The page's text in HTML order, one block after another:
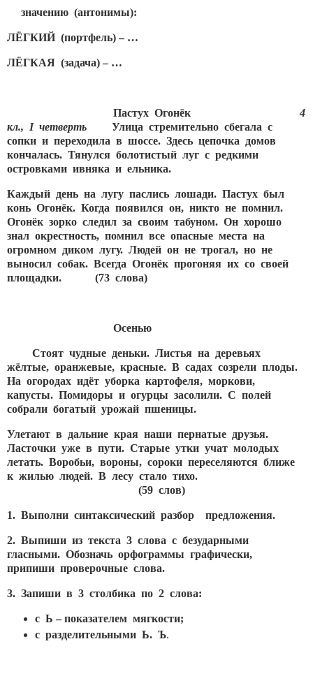
значению (антонимы):
ЛЁГКИЙ (портфель) – …
ЛЁГКАЯ (задача) – …
Пастух Огонёк 4
кл., Iчетверть Улица стремительно сбегала с
сопки и переходила в шоссе. Здесь цепочка домов
кончалась. Тянулся болотистый луг с редкими
островками ивняка и ельника.
Каждый день на лугу паслись лошади. Пастух был
конь Огонёк. Когда появился он, никто не помнил.
Огонёк зорко следил за своим табуном. Он хорошо
знал окрестность, помнил все опасные места на
огромном диком лугу. Людей он не трогал, но не
выносил собак. Всегда Огонёк прогоняя их со своей
площадки.
(73 слова)
Осенью
Стоят чудные деньки. Листья на деревьях
жёлтые, оранжевые, красные. В садах созрели плоды.
На огородах идёт уборка картофеля, моркови,
капусты. Помидоры и огурцы засолили. С полей
собрали богатый урожай пшеницы.
Улетают в дальние края наши пернатые друзья.
Ласточки уже в пути. Старые утки учат молодых
летать. Воробьи, вороны, сороки переселяются ближе
к жилью людей. В лесу стало тихо.
(59 слов)
1. Выполни синтаксический разбор предложения.
2. Выпиши из текста 3 слова с безударными
гласными. Обозначь орфограммы графически,
припиши проверочные слова.
3. Запиши в 3 столбика по 2 слова:
с Ь – показателем мягкости;
с разделительными Ь. Ъ.